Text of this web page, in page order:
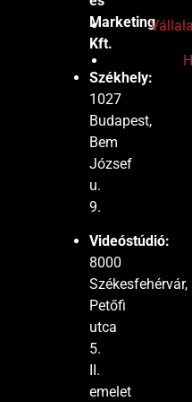
Marketing
Kft.
Székhely:
1027
Budapest,
Bem
József
u.
9.
Videóstúdió:
8000
Székesfehérvár,
Petőfi
utca
5.
II.
emelet